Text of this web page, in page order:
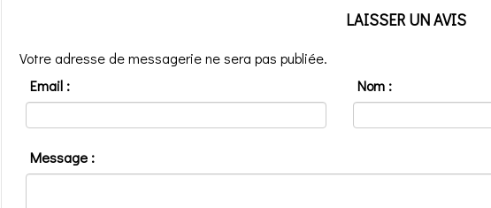
LAISSER UN AVIS
Votre adresse de messagerie ne sera pas publiée.
Email :
Nom :
Message :